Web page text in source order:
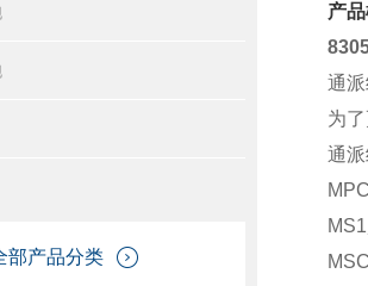
部产品分类
产
通
为
通